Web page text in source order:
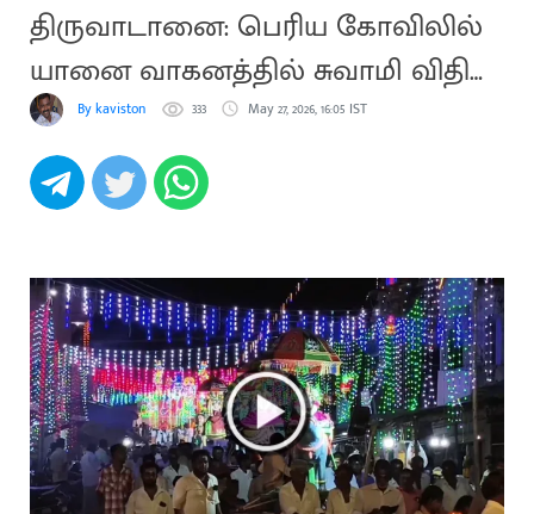
திருவாடானை: பெரிய கோவிலில்
யானை வாகனத்தில் சுவாமி விதி
உலாBy kaviston 333 May 27, 2026, 16:05 IST